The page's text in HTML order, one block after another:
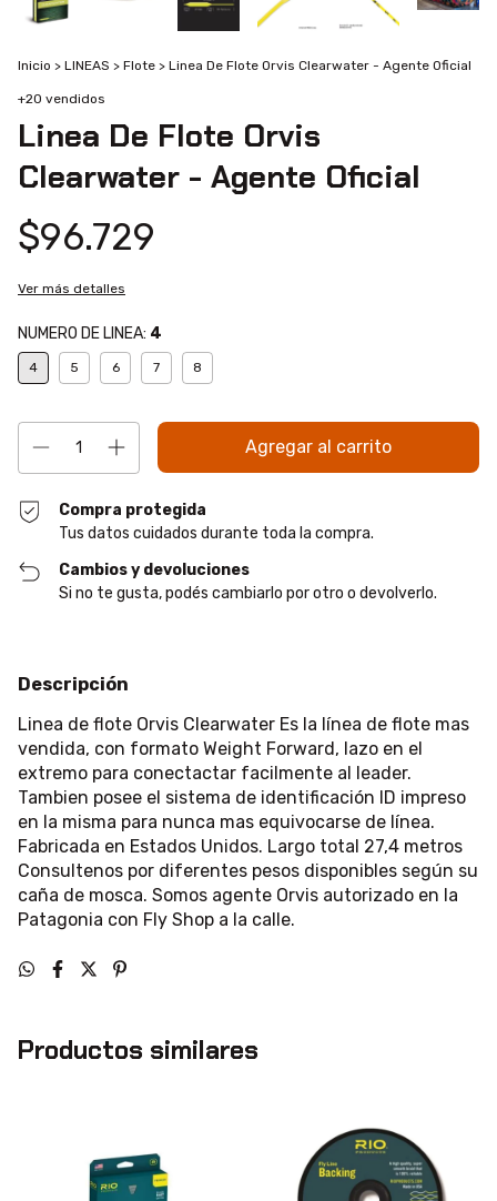
Inicio > LINEAS > Flote > Linea De Flote Orvis Clearwater - Agente Oficial
+20 vendidos
Linea De Flote Orvis
Clearwater - Agente Oficial
$96.729
Ver más detalles
NUMERO DE LINEA: 4
4 5 6 7 8
Compra protegida
Tus datos cuidados durante toda la compra.
Cambios y devoluciones
Si no te gusta, podés cambiarlo por otro o devolverlo.
Descripción
Linea de flote Orvis Clearwater Es la línea de flote mas
vendida, con formato Weight Forward, lazo en el
extremo para conectactar facilmente al leader.
Tambien posee el sistema de identificación ID impreso
en la misma para nunca mas equivocarse de línea.
Fabricada en Estados Unidos. Largo total 27,4 metros
Consultenos por diferentes pesos disponibles según su
caña de mosca. Somos agente Orvis autorizado en la
Patagonia con Fly Shop a la calle.
Productos similares